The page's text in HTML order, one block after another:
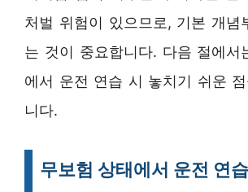
처벌 위험이 있으므로, 기본 개념
는 것이 중요합니다. 다음 절에서
에서 운전 연습 시 놓치기 쉬운
니다.
무보험 상태에서 운전 연